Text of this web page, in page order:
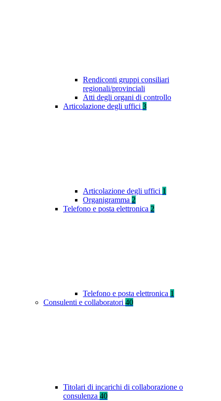
Rendiconti gruppi consiliari
regionali/provinciali
Atti degli organi di controllo
Articolazione degli uffici 3
Articolazione degli uffici 1
Organigramma 2
Telefono e posta elettronica 2
Telefono e posta elettronica 1
Consulenti e collaboratori 40
Titolari di incarichi di collaborazione o
consulenza 40